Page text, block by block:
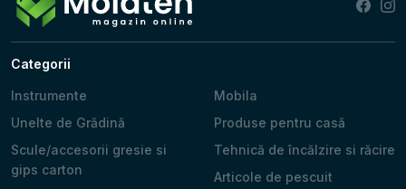
Categorii
Instrumente
Unelte de Grădină
Scule/accesorii gresie si
gips carton
Mobila
Produse pentru casă
Tehnică de încălzire si răcire
Articole de pescuit